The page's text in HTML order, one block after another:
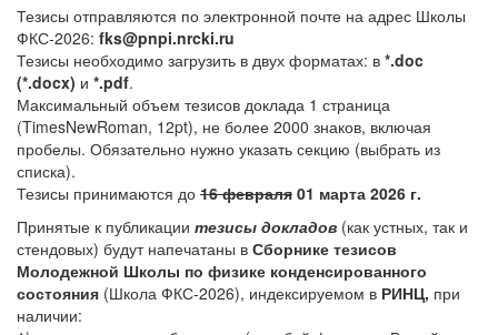
Тезисы отправляются по электронной почте на адрес Школы
ФКС-2026: fks@pnpi.nrcki.ru
Тезисы необходимо загрузить в двух форматах: в *.doc
(*.docx) и *.pdf.
Максимальный объем тезисов доклада 1 страница
(TimesNewRoman, 12pt), не более 2000 знаков, включая
пробелы. Обязательно нужно указать секцию (выбрать из
списка).
Тезисы принимаются до 16 февраля 01 марта 2026 г.
Принятые к публикации тезисы докладов (как устных, так и
стендовых) будут напечатаны в Сборнике тезисов
Молодежной Школы по физике конденсированного
состояния (Школа ФКС-2026), индексируемом в РИНЦ, при
наличии: